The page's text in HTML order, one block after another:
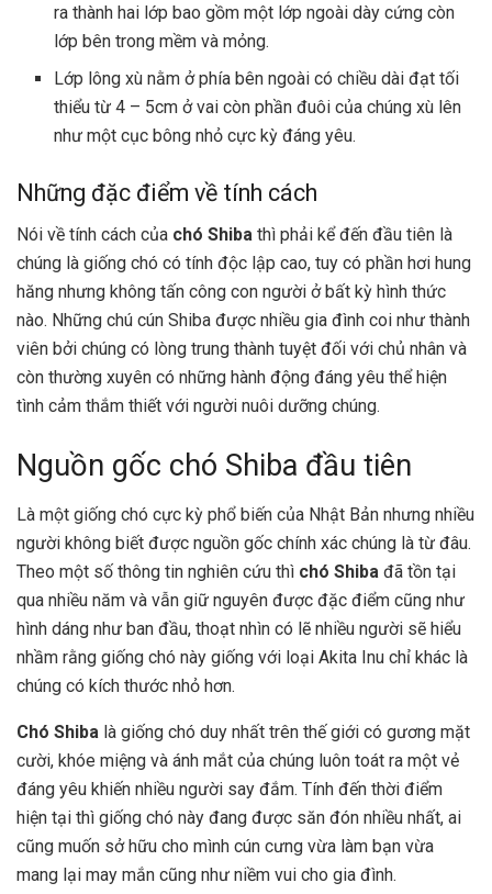
ra thành hai lớp bao gồm một lớp ngoài dày cứng còn
lớp bên trong mềm và mỏng.
Lớp lông xù nằm ở phía bên ngoài có chiều dài đạt tối
thiểu từ 4 – 5cm ở vai còn phần đuôi của chúng xù lên
như một cục bông nhỏ cực kỳ đáng yêu.
Những đặc điểm về tính cách
Nói về tính cách của chó Shiba thì phải kể đến đầu tiên là
chúng là giống chó có tính độc lập cao, tuy có phần hơi hung
hăng nhưng không tấn công con người ở bất kỳ hình thức
nào. Những chú cún Shiba được nhiều gia đình coi như thành
viên bởi chúng có lòng trung thành tuyệt đối với chủ nhân và
còn thường xuyên có những hành động đáng yêu thể hiện
tình cảm thắm thiết với người nuôi dưỡng chúng.
Nguồn gốc chó Shiba đầu tiên
Là một giống chó cực kỳ phổ biến của Nhật Bản nhưng nhiều
người không biết được nguồn gốc chính xác chúng là từ đâu.
Theo một số thông tin nghiên cứu thì chó Shiba đã tồn tại
qua nhiều năm và vẫn giữ nguyên được đặc điểm cũng như
hình dáng như ban đầu, thoạt nhìn có lẽ nhiều người sẽ hiểu
nhầm rằng giống chó này giống với loại Akita Inu chỉ khác là
chúng có kích thước nhỏ hơn.
Chó Shiba là giống chó duy nhất trên thế giới có gương mặt
cười, khóe miệng và ánh mắt của chúng luôn toát ra một vẻ
đáng yêu khiến nhiều người say đắm. Tính đến thời điểm
hiện tại thì giống chó này đang được săn đón nhiều nhất, ai
cũng muốn sở hữu cho mình cún cưng vừa làm bạn vừa
mang lại may mắn cũng như niềm vui cho gia đình.